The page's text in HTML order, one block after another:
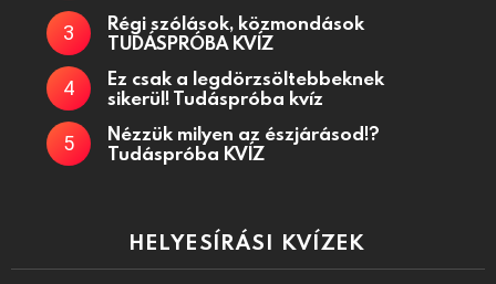
Régi szólások, közmondások
TUDÁSPRÓBA KVÍZ
Ez csak a legdörzsöltebbeknek
sikerül! Tudáspróba kvíz
Nézzük milyen az észjárásod!?
Tudáspróba KVÍZ
HELYESÍRÁSI KVÍZEK